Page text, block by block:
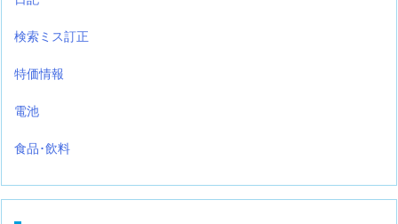
検索ミス訂正
特価情報
電池
食品･飲料